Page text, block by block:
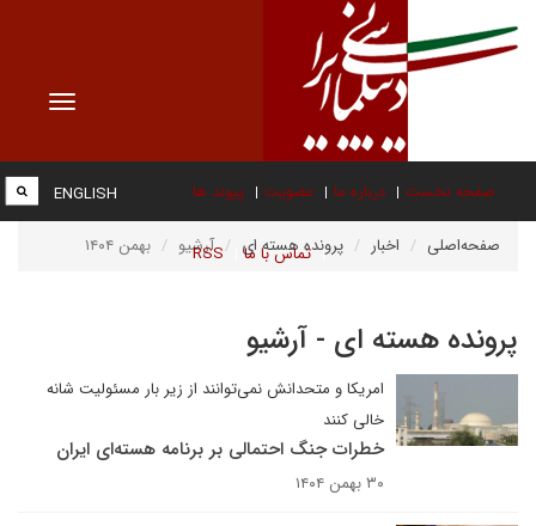
Toggle
صفحه نخست درباره ما عضویت پیوند ها
تماس با ما RSS
ENGLISH
صفحه‌اصلی اخبار پرونده هسته ای آرشیو بهمن ۱۴۰۴
پرونده هسته ای - آرشیو
امریکا و متحدانش نمی‌توانند از زیر بار مسئولیت شانه
خالی کنند
خطرات جنگ احتمالی بر برنامه هسته‌ای ایران
۳۰ بهمن ۱۴۰۴